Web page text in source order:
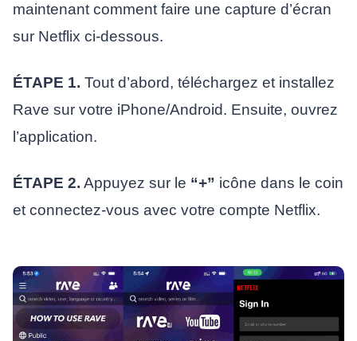
maintenant comment faire une capture d’écran
sur Netflix ci-dessous.
ÉTAPE 1. Tout d’abord, téléchargez et installez
Rave sur votre iPhone/Android. Ensuite, ouvrez
l’application.
ÉTAPE 2. Appuyez sur le “+” icône dans le coin
et connectez-vous avec votre compte Netflix.